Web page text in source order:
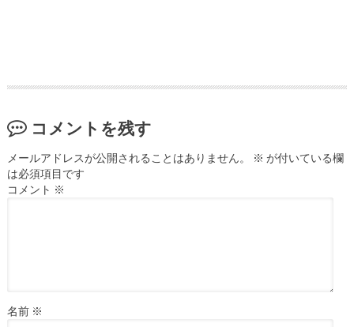
コメントを残す
メールアドレスが公開されることはありません。 ※ が付いている欄
は必須項目です
コメント ※
名前 ※